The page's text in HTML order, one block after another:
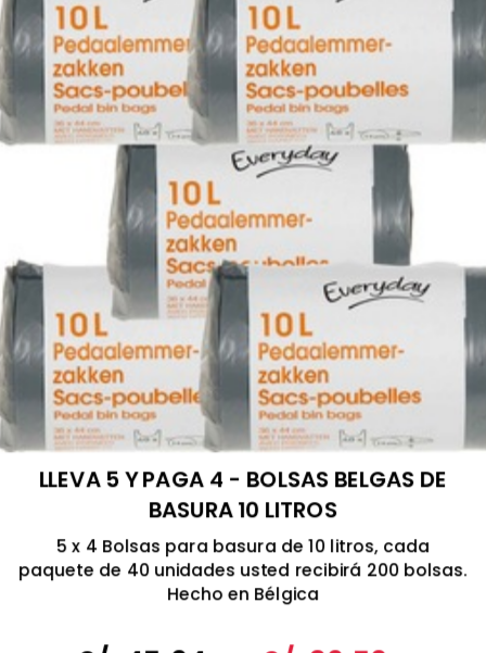
LLEVA 5 Y PAGA 4 - BOLSAS BELGAS DE
BASURA 10 LITROS
5 x 4 Bolsas para basura de 10 litros, cada
paquete de 40 unidades usted recibirá 200 bolsas.
Hecho en Bélgica